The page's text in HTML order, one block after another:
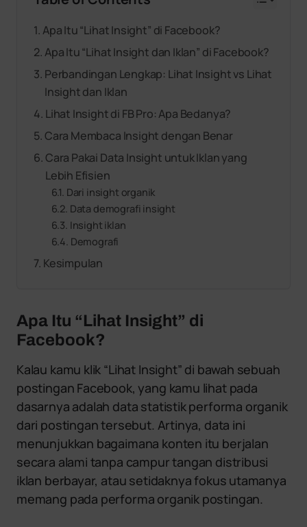
Apa Itu “Lihat Insight” di Facebook?
Apa Itu “Lihat Insight dan Iklan” di Facebook?
Perbandingan Lengkap: Lihat Insight vs Lihat
Insight dan Iklan
Lihat Insight di FB Pro: Apa Bedanya?
Cara Membaca Insight dengan Benar
Cara Pakai Data Insight untuk Iklan yang
Lebih Efisien
Dari insight organik
Data demografi insight
Insight iklan
Demografi
Kesimpulan
Apa Itu “Lihat Insight” di
Facebook?
Kalau kamu klik “Lihat Insight” di bawah sebuah
postingan Facebook, yang kamu lihat pada
dasarnya adalah data statistik performa organik
dari postingan tersebut. Artinya, data ini
menunjukkan bagaimana konten itu berjalan
secara alami tanpa campur tangan distribusi
iklan berbayar, atau setidaknya fokus utamanya
memang pada performa organik postingan.